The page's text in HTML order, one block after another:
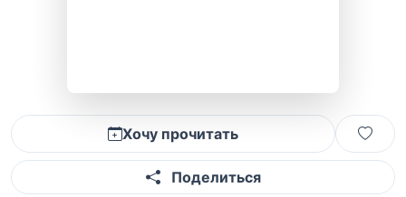
Хочу прочитать
Поделиться